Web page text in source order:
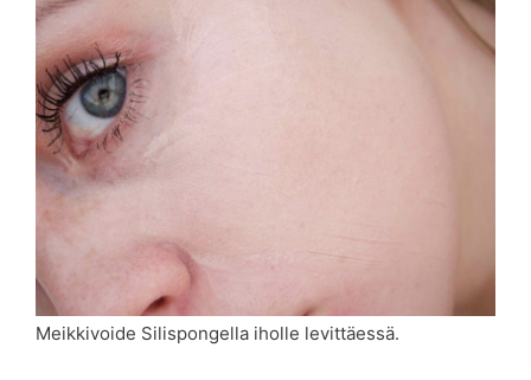
Meikkivoide Silispongella iholle levittäessä.